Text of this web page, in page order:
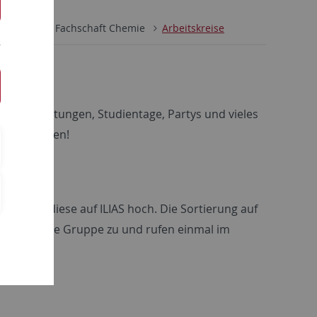
Fachschaft Chemie Arbeitskreise
Studientage, Partys und vieles
lädt diese auf ILIAS hoch. Die Sortierung auf
in die Gruppe zu und rufen einmal im